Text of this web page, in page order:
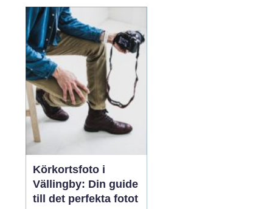
denna konstform finns
fotografen, den kreativa
individen som använder
ljus och...
Körkortsfoto i
Vällingby: Din guide
till det perfekta fotot